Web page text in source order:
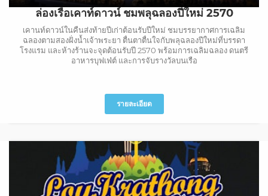
ล่องเรือเคาท์ดาวน์ ชมพลุฉลองปีใหม่ 2570
เคานท์ดาวน์ในคืนส่งท้ายปีเก่าต้อนรับปีใหม่ ชมบรรยากาศการเฉลิม
ฉลองตามสองฝั่งน้ำเจ้าพระยา ตื่นตาตื่นใจกับพลุฉลองปีใหม่ที่บรรดา
โรงแรม และห้างร้านจะจุดต้อนรับปี 2570 พร้อมการเฉลิมฉลอง ดนตรี
อาหารบุฟเฟ่ต์ และการจับรางวัลบนเรือ
รายละเอียด